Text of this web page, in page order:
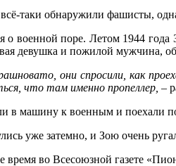
таки обнаружили фашисты,
о военной поре. Летом 1944
девушка и пожилой мужчина,
они спросили, как
что там именно пропеллер, –
в машину к военным и поехали
уже затемно, и Зою очень
время во Всесоюзной газете